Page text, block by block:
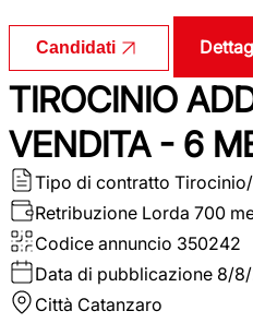
Candidati
TIROCINIO
VENDITA - 6
Tipo di contratto
Retribuzione Lorda 700
Codice annuncio 350242
Data di pubblicazione 8/
Città Catanzaro